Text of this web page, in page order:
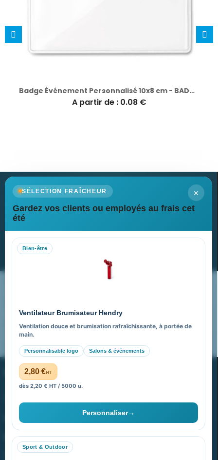
Badge Événement Personnalisé 10x8 cm - BADGY
A partir de : 0.08 €
×
SÉLECTION FRAÎCHEUR
Gardez vos clients ou employés au frais cet
été
Bien-être
Ventilateur Brumisateur Hendry
Ventilation douce et brumisation rafraîchissante, à portée de
main.
Personnalisable logo Salons & événements
2,80 €HT
dès 2,20 € HT / 5000 u.
Personnaliser→
Sport & Outdoor
Newsletter
Recevez nos dernières nouvelles et nos offres spéciales
Nos expertises & accompagnement global
FAQ sur Promenoch Goodies Pub France
Pourquoi ça a marché à 100% pour moi ?
PROMENOCH GOODIES
40 rue Madeleine Michelis
92 200 Neuilly